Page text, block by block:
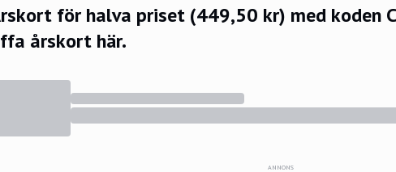
för halva priset (449,50 kr) med koden
årskort här.
ANNONS